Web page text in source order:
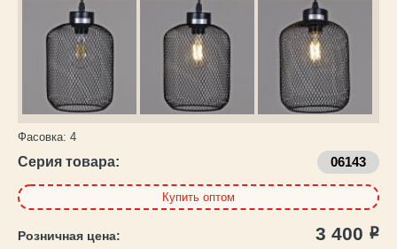
Фасовка: 4
Серия товара: 06143
Купить оптом
3 400 Р